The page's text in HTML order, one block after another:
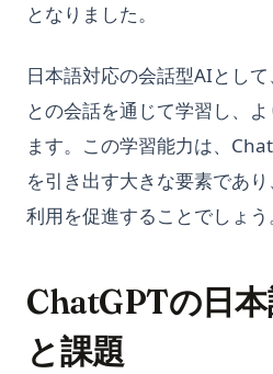
となりました。
日本語対応の会話型AIとし
との会話を通じて学習し、
ます。この学習能力は、
を引き出す大きな要素であ
利用を促進することでしょう
ChatGPTの日
と課題